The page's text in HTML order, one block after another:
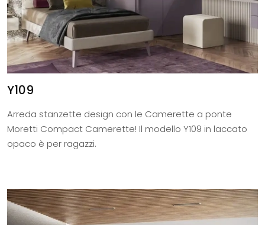
Y109
Arreda stanzette design con le Camerette a ponte
Moretti Compact Camerette! Il modello Y109 in laccato
opaco è per ragazzi.